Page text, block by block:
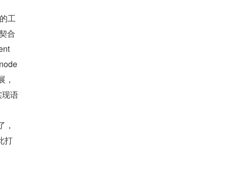
工
合
，
语
，
打